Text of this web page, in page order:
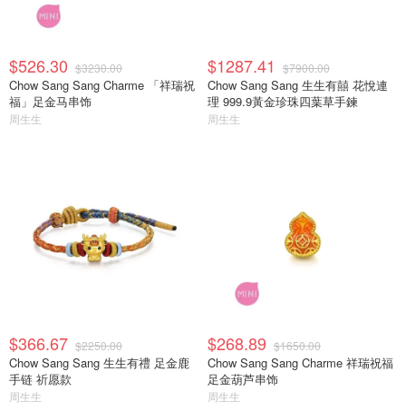
$526.30 $3230.00
Chow Sang Sang Charme 「祥瑞祝
福」足金马串饰
周生生
$1287.41 $7900.00
Chow Sang Sang 生生有囍 花悅連
理 999.9黃金珍珠四葉草手鍊
周生生
$366.67 $2250.00
Chow Sang Sang 生生有禮 足金鹿
手链 祈愿款
周生生
$268.89 $1650.00
Chow Sang Sang Charme 祥瑞祝福
足金葫芦串饰
周生生